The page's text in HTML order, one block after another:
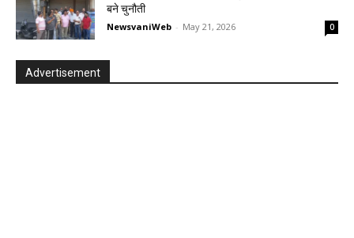
बने चुनौती
NewsvaniWeb - May 21, 2026 0
Advertisement